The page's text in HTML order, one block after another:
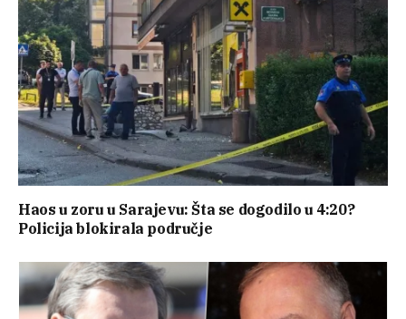
Haos u zoru u Sarajevu: Šta se dogodilo u 4:20?
Policija blokirala područje